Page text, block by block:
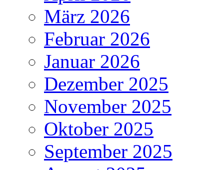
März 2026
Februar 2026
Januar 2026
Dezember 2025
November 2025
Oktober 2025
September 2025